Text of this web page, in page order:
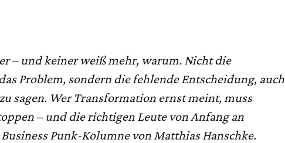
– und keiner weiß mehr, warum. Nicht die
Problem, sondern die fehlende Entscheidung, auch
sagen. Wer Transformation ernst meint, muss
– und die richtigen Leute von Anfang an
Punk-Kolumne von Matthias Hanschke.